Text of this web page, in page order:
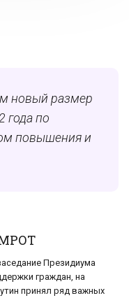
новый размер
по
повышения и
Президиума
граждан, на
принял ряд важных